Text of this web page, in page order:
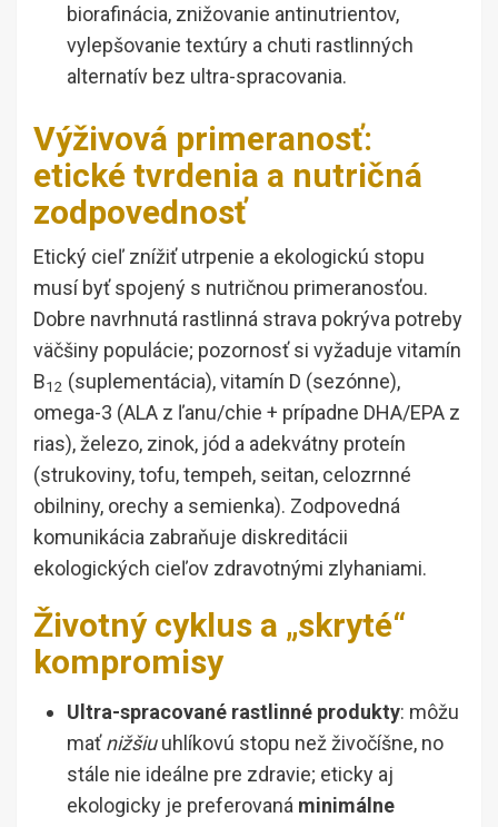
biorafinácia, znižovanie antinutrientov,
vylepšovanie textúry a chuti rastlinných
alternatív bez ultra-spracovania.
Výživová primeranosť:
etické tvrdenia a nutričná
zodpovednosť
Etický cieľ znížiť utrpenie a ekologickú stopu
musí byť spojený s nutričnou primeranosťou.
Dobre navrhnutá rastlinná strava pokrýva potreby
väčšiny populácie; pozornosť si vyžaduje vitamín
B12 (suplementácia), vitamín D (sezónne),
omega-3 (ALA z ľanu/chie + prípadne DHA/EPA z
rias), železo, zinok, jód a adekvátny proteín
(strukoviny, tofu, tempeh, seitan, celozrnné
obilniny, orechy a semienka). Zodpovedná
komunikácia zabraňuje diskreditácii
ekologických cieľov zdravotnými zlyhaniami.
Životný cyklus a „skryté“
kompromisy
Ultra-spracované rastlinné produkty: môžu
maťnižšiuuhlíkovú stopu než živočíšne, no
stále nie ideálne pre zdravie; eticky aj
ekologicky je preferovaná minimálne